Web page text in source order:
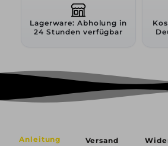
Lagerware: Abholung in
24 Stunden verfügbar
Anleitung Versand